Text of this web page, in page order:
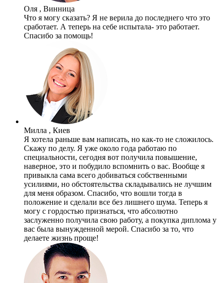
Оля , Винница
Что я могу сказать? Я не верила до последнего что это
сработает. А теперь на себе испытала- это работает.
Спасибо за помощь!
Милла , Киев
Я хотела раньше вам написать, но как-то не сложилось.
Скажу по делу. Я уже около года работаю по
специальности, сегодня вот получила повышение,
наверное, это и побудило вспомнить о вас. Вообще я
привыкла сама всего добиваться собственными
усилиями, но обстоятельства складывались не лучшим
для меня образом. Спасибо, что вошли тогда в
положение и сделали все без лишнего шума. Теперь я
могу с гордостью признаться, что абсолютно
заслуженно получила свою работу, а покупка диплома у
вас была вынужденной мерой. Спасибо за то, что
делаете жизнь проще!